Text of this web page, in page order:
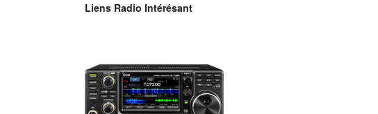
Liens Radio Intérésant